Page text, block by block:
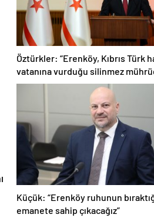
Öztürkler: “Erenköy, Kıbrıs Türk
vatanına vurduğu silinmez
Küçük: “Erenköy ruhunun
emanete sahip çıkacağız”